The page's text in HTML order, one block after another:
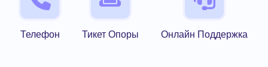
Телефон Тикет Опоры Онлайн Поддержка